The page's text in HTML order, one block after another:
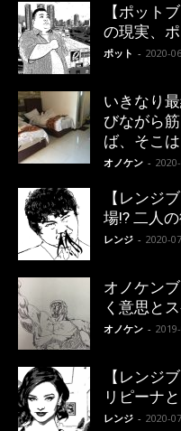
【ポット
の現実、ポ
ポット - 2020-
いきなり
びながら
ば、そこ
オノケン -
【レンジ
場!? 二人
レンジ - 2020-
オノケン
く意思と
オノケン -
【レンジ
リピーナ
レンジ - 2020-